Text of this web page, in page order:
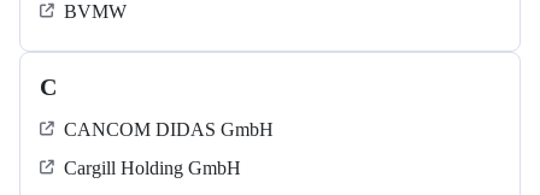
BVMW
C
CANCOM DIDAS GmbH
Cargill Holding GmbH